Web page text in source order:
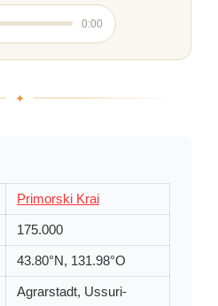
0:00
Primorski Krai
175.000
43.80°N, 131.98°O
Agrarstadt, Ussuri-